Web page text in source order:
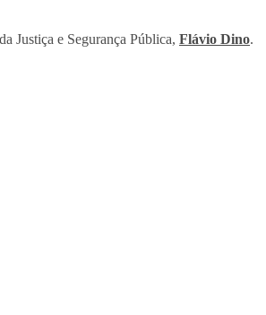
Justiça e Segurança Pública, Flávio Dino.